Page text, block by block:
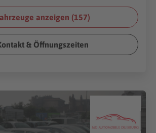
anzeigen (157)
& Öffnungszeiten